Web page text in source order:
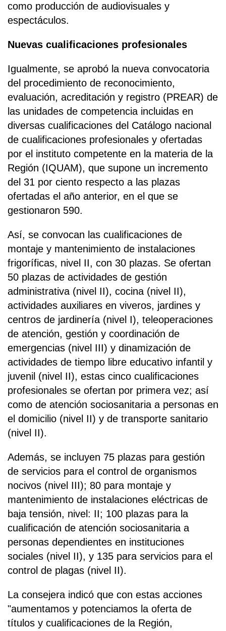
como producción de audiovisuales y
espectáculos.
Nuevas cualificaciones profesionales
Igualmente, se aprobó la nueva convocatoria
del procedimiento de reconocimiento,
evaluación, acreditación y registro (PREAR) de
las unidades de competencia incluidas en
diversas cualificaciones del Catálogo nacional
de cualificaciones profesionales y ofertadas
por el instituto competente en la materia de la
Región (IQUAM), que supone un incremento
del 31 por ciento respecto a las plazas
ofertadas el año anterior, en el que se
gestionaron 590.
Así, se convocan las cualificaciones de
montaje y mantenimiento de instalaciones
frigoríficas, nivel II, con 30 plazas. Se ofertan
50 plazas de actividades de gestión
administrativa (nivel II), cocina (nivel II),
actividades auxiliares en viveros, jardines y
centros de jardinería (nivel I), teleoperaciones
de atención, gestión y coordinación de
emergencias (nivel III) y dinamización de
actividades de tiempo libre educativo infantil y
juvenil (nivel II), estas cinco cualificaciones
profesionales se ofertan por primera vez; así
como de atención sociosanitaria a personas en
el domicilio (nivel II) y de transporte sanitario
(nivel II).
Además, se incluyen 75 plazas para gestión
de servicios para el control de organismos
nocivos (nivel III); 80 para montaje y
mantenimiento de instalaciones eléctricas de
baja tensión, nivel: II; 100 plazas para la
cualificación de atención sociosanitaria a
personas dependientes en instituciones
sociales (nivel II), y 135 para servicios para el
control de plagas (nivel II).
La consejera indicó que con estas acciones
"aumentamos y potenciamos la oferta de
títulos y cualificaciones de la Región,